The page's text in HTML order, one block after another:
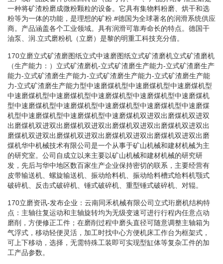
一种将矿渣粉磨成微粉颗粒的设备。它具有集物料粉磨、烘干和选
粉等为一体的功能，是理想的矿粉.#德国为全球著名的润滑系统供应
商。产品涵盖各个工业领域。具有润滑可靠寿命长的特点。德国干
油泵、润.立式磨粉机（立磨）是黎的明重工科技充分借。
170立磨立式矿渣磨图纸立式中速磨图纸立式矿渣磨机立式矿渣磨机
（生产能力：）立式矿渣磨机-立式矿渣磨生产能力-立式矿渣磨生产
能力-立式矿渣磨生产能力-立式矿渣磨生产能力-立式矿渣磨生产能
力-立式矿渣磨生产能力型中速磨煤机型中速磨煤机型中速磨煤机型
中速磨煤机型中速磨煤机型中速磨煤机型中速磨煤机型中速磨煤机
型中速磨煤机型中速磨煤机型中速磨煤机型中速磨煤机型中速磨煤
机型中速磨煤机型中速磨煤机型中速磨煤机双进双出磨煤机双进双
出磨煤机双进双出磨煤机双进双出磨煤机双进双出磨煤机双进双出
磨煤机双进双出磨煤机双进双出磨煤机双进双出磨煤机双进双出磨
煤机华中机械技术有限公司是一个从事于矿山机械和建材机械为主
的研究室。公司自成立以来主要以矿山机械和建材机械的研究研
发，先后与华中地区数百家生产企业保持密切的联系，主要经营有
皮带输送机、螺旋输送机、振动给料机、振动给料槽式给料机颚式
破碎机、反击式破碎机、锤式破碎机、重型锤式破碎机、对辊。
170立磨资讯-发布企业：云南同禾机械有限公司立式珩磨机结构特
点：主轴往复运动和主轴旋转均为无级变速可进行行程内任意点动
磨削，方便修正工件；在磨削过程中磨头直径可随意调整主轴箱为
气浮式，移动轻便灵活，加工时找中心方便机床工作台为框架式，
可上下移动，选择，无需特殊工装即可实现型缸体等复杂工件的加
工产品参数。